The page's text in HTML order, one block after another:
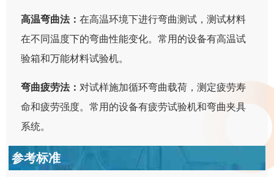
高温弯曲法：在高温环境下进行弯曲测试，测试材料
在不同温度下的弯曲性能变化。常用的设备有高温试
验箱和万能材料试验机。
弯曲疲劳法： 对试样施加循环弯曲载荷，测定疲劳寿
命和疲劳强度。常用的设备有疲劳试验机和弯曲夹具
系统。
参考标准